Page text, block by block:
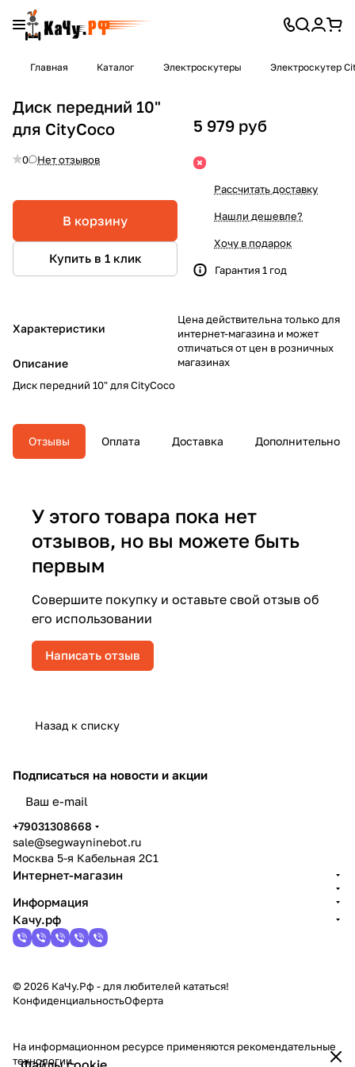
Главная Каталог Электроскутеры Электроскутер
Диск передний 10"
для CityCoco
0 Нет отзывов
В корзину
Купить в 1 клик
Характеристики
Описание
Диск передний 10" для CityCoco
5 979 руб
Рассчитать доставку
Нашли дешевле?
Хочу в подарок
Гарантия 1 год
Цена действительна только для
интернет-магазина и может
отличаться от цен в розничных
магазинах
Отзывы Оплата Доставка Дополнительно
У этого товара пока нет
отзывов, но вы можете быть
первым
Совершите покупку и оставьте свой отзыв об
его использовании
Написать отзыв
Назад к списку
Подписаться на новости и акции
+79031308668
sale@segwayninebot.ru
Москва 5-я Кабельная 2С1
Интернет-магазин
Информация
Качу.рф
© 2026 КаЧу.Рф - для любителей кататься!
КонфиденциальностьОферта
На информационном ресурсе применяются рекомендательные
технологии.